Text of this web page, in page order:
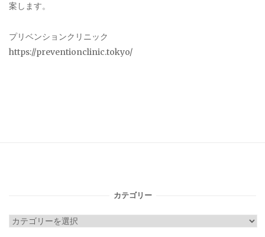
案します。
プリベンションクリニック
https://preventionclinic.tokyo/
カテゴリー
カ